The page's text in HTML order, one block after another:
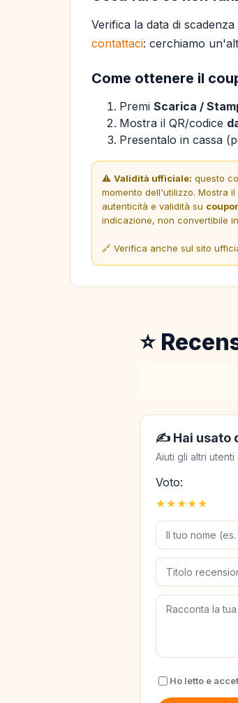
Verifica la data di
contattaci: cerchiamo
Come ottenere il
Premi Scarica /
Mostra il QR/codice
Presentalo in cassa
⚠️ Validità ufficiale: questo
momento dell'utilizzo. Mostra
autenticità e validità su
indicazione, non convertibile
🔗 Verifica anche sul sito
⭐
✍️ Hai usato
Aiuti gli altri
Voto:
★
★
★
★
★
Ho letto e